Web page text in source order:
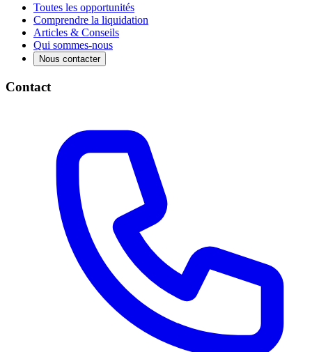
Toutes les opportunités
Comprendre la liquidation
Articles & Conseils
Qui sommes-nous
Nous contacter
Contact